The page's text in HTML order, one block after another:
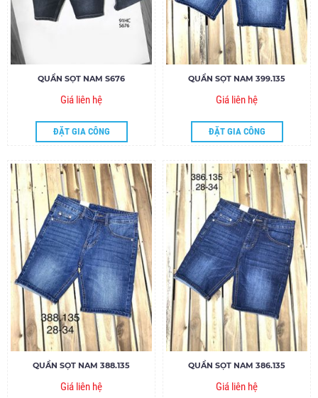
QUẦN SỌT NAM S676
Giá liên hệ
ĐẶT GIA CÔNG
QUẦN SỌT NAM 399.135
Giá liên hệ
ĐẶT GIA CÔNG
QUẦN SỌT NAM 388.135
Giá liên hệ
QUẦN SỌT NAM 386.135
Giá liên hệ